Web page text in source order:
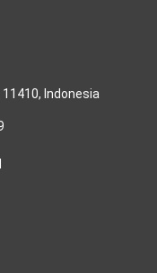
Indonesia